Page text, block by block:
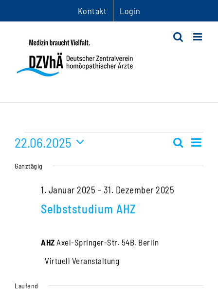
Inhalt
Kontakt Login
Veranstaltungen
für
2025
Suche
und
Suche
Tag
22.06.2025
wählen.
Ganztägig
Selbststudium AHZ
1. Januar 2025 - 31. Dezember 2025
AHZ Axel-Springer-Str. 54B, Berlin
Virtuell Veranstaltung
Laufend